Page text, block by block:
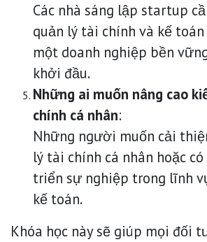
Các nhà sáng lập startup
quản lý tài chính và kế
một doanh nghiệp bền
khởi đầu.
Những ai muốn nâng cao
chính cá nhân:
Những người muốn cải
lý tài chính cá nhân hoặc
triển sự nghiệp trong lĩnh
kế toán.
Khóa học này sẽ giúp mọi đối